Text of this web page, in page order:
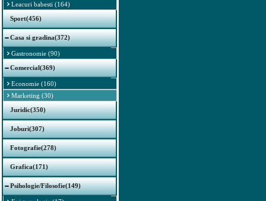
Leacuri babesti (164)
Sport(456)
Casa si gradina(372)
Gastronomie (90)
Comercial(369)
Economie (160)
Marketing (30)
Juridic(350)
Joburi(307)
Fotografie(278)
Grafica(171)
Psihologie/Filosofie(149)